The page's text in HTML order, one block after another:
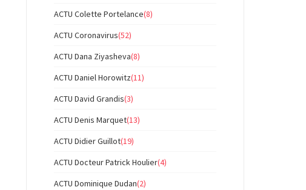
ACTU Colette Portelance(8)
ACTU Coronavirus(52)
ACTU Dana Ziyasheva(8)
ACTU Daniel Horowitz(11)
ACTU David Grandis(3)
ACTU Denis Marquet(13)
ACTU Didier Guillot(19)
ACTU Docteur Patrick Houlier(4)
ACTU Dominique Dudan(2)